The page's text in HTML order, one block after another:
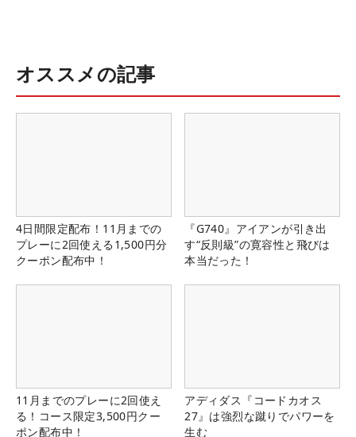
オススメの記事
4日間限定配布！11月までの
プレーに2回使える1,500円分
クーポン配布中！
『G740』アイアンが引き出
す“反則級”の寛容性と飛びは
本当だった！
11月までのプレーに2回使え
る！コース限定3,500円クー
ポン配布中！
アディダス『コードカオス
27』は強烈な蹴りでパワーを
生む